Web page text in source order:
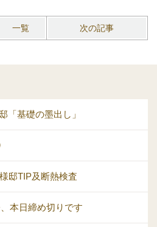
一覧 次の記事
「基礎の墨出し」
邸TIP及断熱検査
本日締め切りです